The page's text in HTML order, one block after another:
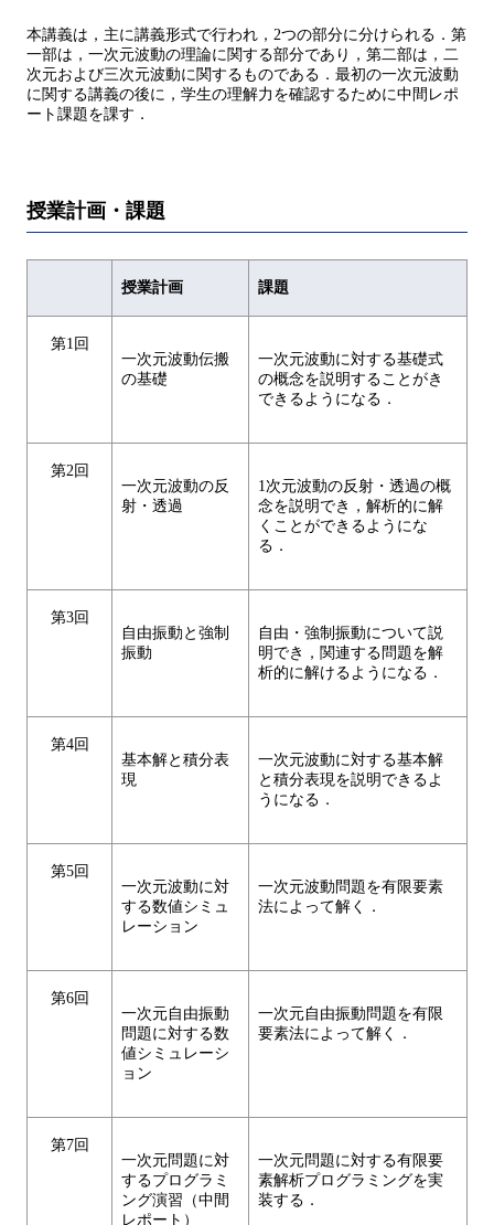
本講義は，主に講義形式で行われ，2つの部分に分けられる．第
一部は，一次元波動の理論に関する部分であり，第二部は，二
次元および三次元波動に関するものである．最初の一次元波動
に関する講義の後に，学生の理解力を確認するために中間レポ
ート課題を課す．
授業計画・課題
授業計画 課題
第1回
一次元波動伝搬
の基礎
一次元波動に対する基礎式
の概念を説明することがき
できるようになる．
第2回
一次元波動の反
射・透過
1次元波動の反射・透過の概
念を説明でき，解析的に解
くことができるようにな
る．
第3回
自由振動と強制
振動
自由・強制振動について説
明でき，関連する問題を解
析的に解けるようになる．
第4回
基本解と積分表
現
一次元波動に対する基本解
と積分表現を説明できるよ
うになる．
第5回
一次元波動に対
する数値シミュ
レーション
一次元波動問題を有限要素
法によって解く．
第6回
一次元自由振動
問題に対する数
値シミュレーシ
ョン
一次元自由振動問題を有限
要素法によって解く．
第7回
一次元問題に対
するプログラミ
ング演習（中間
レポート）
一次元問題に対する有限要
素解析プログラミングを実
装する．